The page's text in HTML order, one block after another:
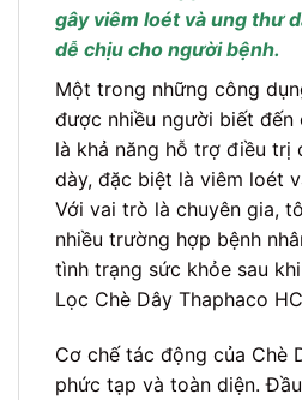
gây viêm loét và ung thư
dễ chịu cho người bệnh.
Một trong những công
được nhiều người biết đến
là khả năng hỗ trợ điều trị
dày, đặc biệt là viêm loét
Với vai trò là chuyên gia,
nhiều trường hợp bệnh
tình trạng sức khỏe sau
Lọc Chè Dây Thaphaco
Cơ chế tác động của Chè
phức tạp và toàn diện.